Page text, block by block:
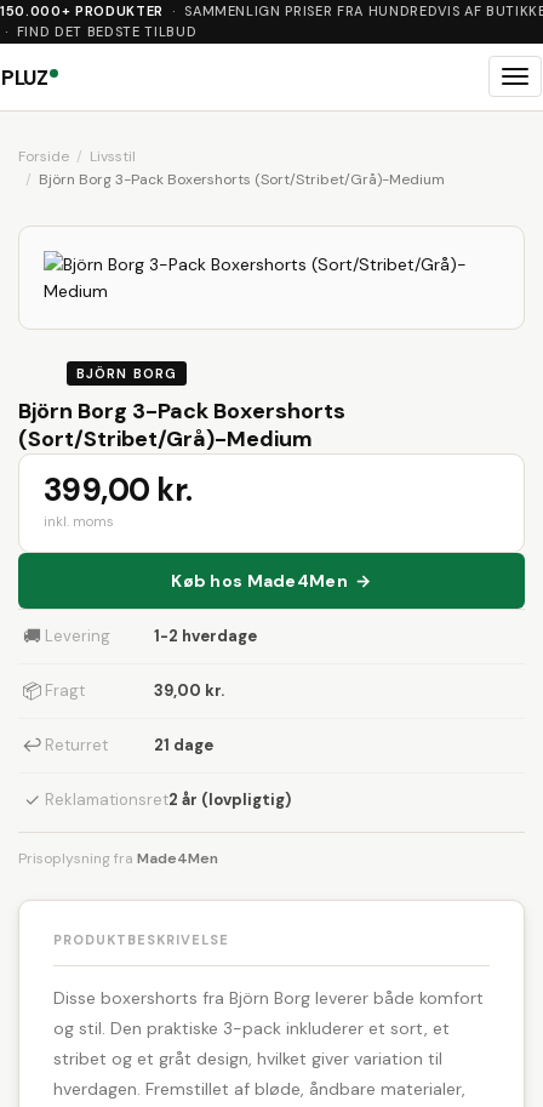
150.000+ PRODUKTER
· SAMMENLIGN PRISER FRA HUNDREDVIS AF
· FIND DET BEDSTE TILBUD
PLUZ
Forside
Livsstil
Björn Borg 3-Pack Boxershorts (Sort/Stribet/Grå)-Medium
BJÖRN BORG
Björn Borg 3-Pack Boxershorts
(Sort/Stribet/Grå)-Medium
399,00 kr.
inkl. moms
Køb hos Made4Men →
🚚 Levering 1-2 hverdage
📦 Fragt 39,00 kr.
↩ Returret 21 dage
✓ Reklamationsret2 år (lovpligtig)
Prisoplysning fra Made4Men
PRODUKTBESKRIVELSE
Disse boxershorts fra Björn Borg leverer både komfort
og stil. Den praktiske 3-pack inkluderer et sort, et
stribet og et gråt design, hvilket giver variation til
hverdagen. Fremstillet af bløde, åndbare materialer,